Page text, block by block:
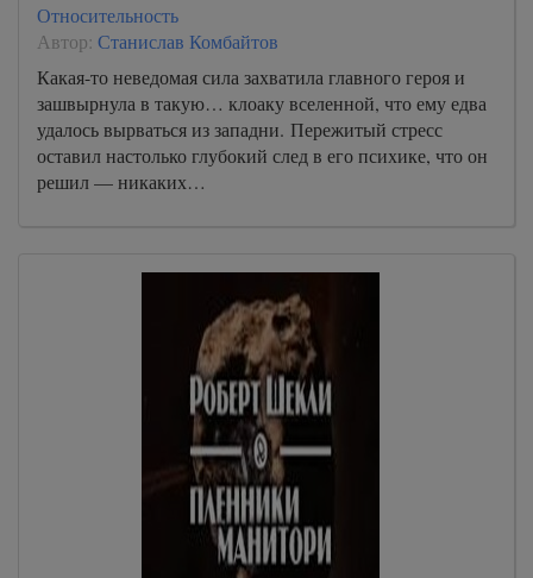
Относительность
Автор: Станислав Комбайтов
Какая-то неведомая сила захватила главного героя и
зашвырнула в такую… клоаку вселенной, что ему едва
удалось вырваться из западни. Пережитый стресс
оставил настолько глубокий след в его психике, что он
решил — никаких…